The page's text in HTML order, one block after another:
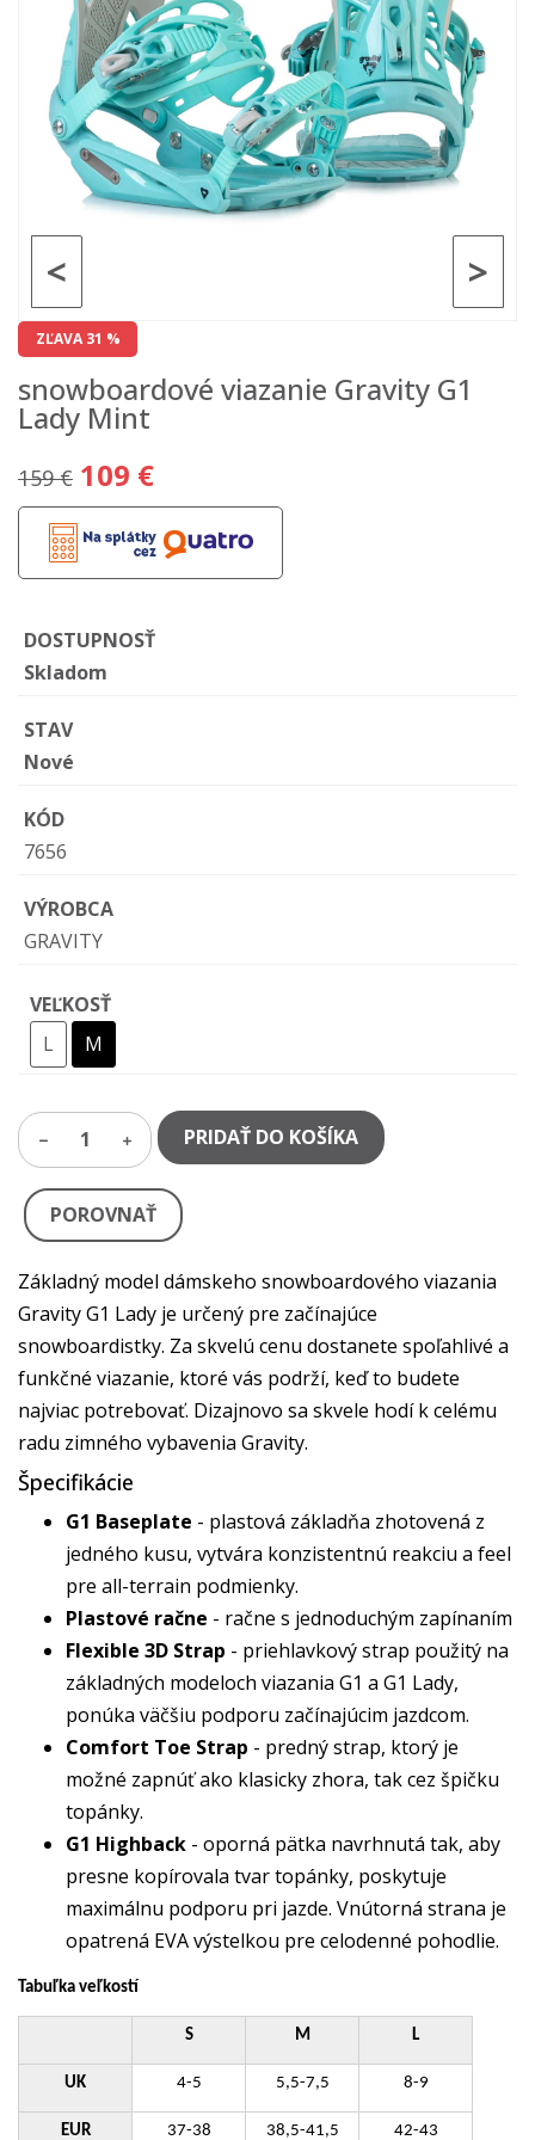
>
<
ZĽAVA 31 %
snowboardové viazanie Gravity G1
Lady Mint
159 € 109 €
DOSTUPNOSŤ
Skladom
STAV
Nové
KÓD
7656
VÝROBCA
GRAVITY
VEĽKOSŤ
L
M
1 PRIDAŤ DO KOŠÍKA
POROVNAŤ
Základný model dámskeho snowboardového viazania
Gravity G1 Lady je určený pre začínajúce
snowboardistky. Za skvelú cenu dostanete spoľahlivé a
funkčné viazanie, ktoré vás podrží, keď to budete
najviac potrebovať. Dizajnovo sa skvele hodí k celému
radu zimného vybavenia Gravity.
Špecifikácie
G1 Baseplate - plastová základňa zhotovená z
jedného kusu, vytvára konzistentnú reakciu a feel
pre all-terrain podmienky.
Plastové račne - račne s jednoduchým zapínaním
Flexible 3D Strap - priehlavkový strap použitý na
základných modeloch viazania G1 a G1 Lady,
ponúka väčšiu podporu začínajúcim jazdcom.
Comfort Toe Strap - predný strap, ktorý je
možné zapnúť ako klasicky zhora, tak cez špičku
topánky.
G1 Highback - oporná pätka navrhnutá tak, aby
presne kopírovala tvar topánky, poskytuje
maximálnu podporu pri jazde. Vnútorná strana je
opatrená EVA výstelkou pre celodenné pohodlie.
Tabuľka veľkostí
S M L
UK 4-5 5,5-7,5 8-9
EUR 37-38 38,5-41,5 42-43